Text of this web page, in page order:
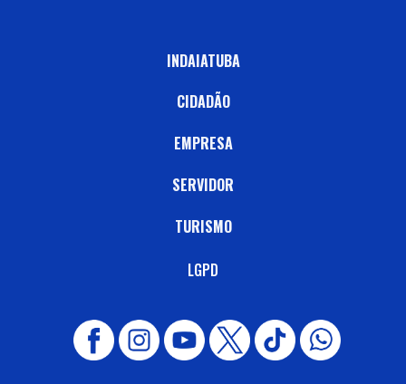
INDAIATUBA
CIDADÃO
EMPRESA
SERVIDOR
TURISMO
LGPD